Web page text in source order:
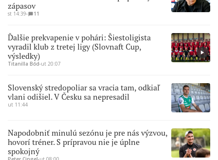
zápasov
st 14:39∙ 11
Ďalšie prekvapenie v pohári: Šiestoligista
vyradil klub z tretej ligy (Slovnaft Cup,
výsledky)
Titanilla Bőd∙ut 20:07
Slovenský stredopoliar sa vracia tam, odkiaľ
vlani odišiel. V Česku sa nepresadil
ut 11:44
Napodobniť minulú sezónu je pre nás výzvou,
hovorí tréner. S prípravou nie je úplne
spokojný